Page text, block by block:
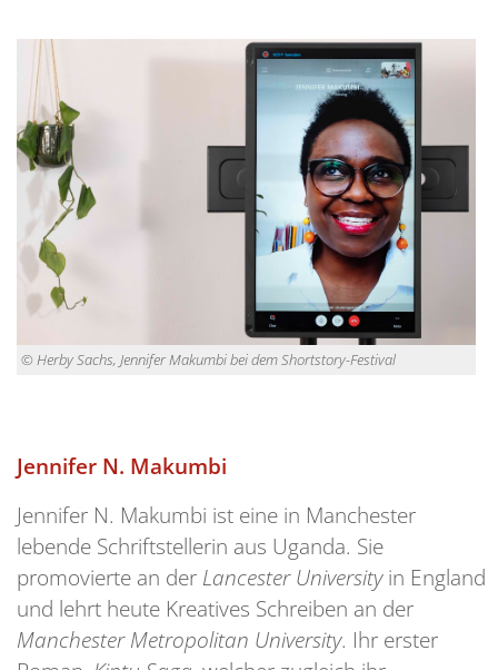
© Herby Sachs, Jennifer Makumbi bei dem Shortstory-Festival
Jennifer N. Makumbi
Jennifer N. Makumbi ist eine in Manchester
lebende Schriftstellerin aus Uganda. Sie
promovierte an der Lancester Universityin England
und lehrt heute Kreatives Schreiben an der
Manchester Metropolitan University. Ihr erster